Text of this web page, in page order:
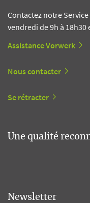
Contactez notre
vendredi de 9h à 18h30
Assistance Vorwerk
Nous contacter
Se rétracter
Une qualité
Newsletter